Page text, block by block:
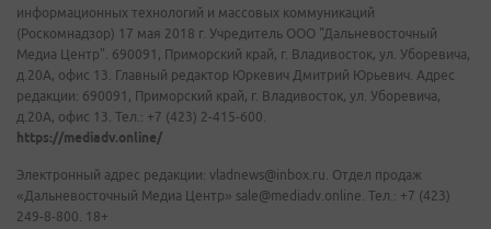
информационных технологий и массовых коммуникаций
(Роскомнадзор) 17 мая 2018 г. Учредитель ООО "Дальневосточный
Медиа Центр". 690091, Приморский край, г. Владивосток, ул. Уборевича,
д.20А, офис 13. Главный редактор Юркевич Дмитрий Юрьевич. Адрес
редакции: 690091, Приморский край, г. Владивосток, ул. Уборевича,
д.20А, офис 13. Тел.: +7 (423) 2-415-600.
https://mediadv.online/
Электронный адрес редакции: vladnews@inbox.ru. Отдел продаж
«Дальневосточный Медиа Центр» sale@mediadv.online. Тел.: +7 (423)
249-8-800. 18+